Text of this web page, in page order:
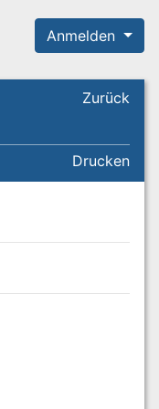
Anmelden
Zurück
Drucken